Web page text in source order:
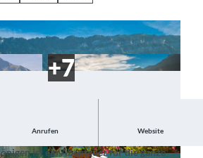
Anrufen Website
den verborgenen Schatz
ist ein Abenteuer für die ganze